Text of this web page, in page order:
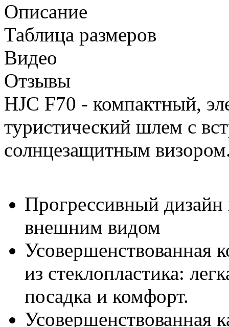
Описание
Таблица размеров
Видео
Отзывы
HJC F70 - компактный,
туристический шлем с
солнцезащитным
Прогрессивный дизайн
внешним видом
Усовершенствованная
из стеклопластика:
посадка и комфорт.
Усовершенствованная